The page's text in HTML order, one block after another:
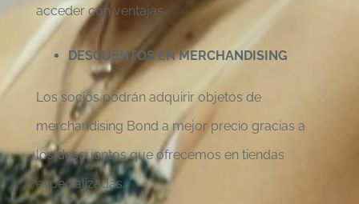
acceder con ventajas.
DESCUENTOS EN MERCHANDISING
Los socios podrán adquirir objetos de
merchandising Bond a mejor precio gracias a
los descuentos que ofrecemos en tiendas
especializadas.